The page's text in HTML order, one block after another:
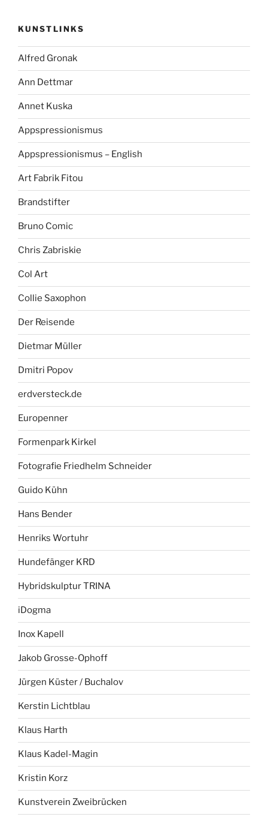
KUNSTLINKS
Alfred Gronak
Ann Dettmar
Annet Kuska
Appspressionismus
Appspressionismus – English
Art Fabrik Fitou
Brandstifter
Bruno Comic
Chris Zabriskie
Col Art
Collie Saxophon
Der Reisende
Dietmar Müller
Dmitri Popov
erdversteck.de
Europenner
Formenpark Kirkel
Fotografie Friedhelm Schneider
Guido Kühn
Hans Bender
Henriks Wortuhr
Hundefänger KRD
Hybridskulptur TRINA
iDogma
Inox Kapell
Jakob Grosse-Ophoff
Jürgen Küster / Buchalov
Kerstin Lichtblau
Klaus Harth
Klaus Kadel-Magin
Kristin Korz
Kunstverein Zweibrücken